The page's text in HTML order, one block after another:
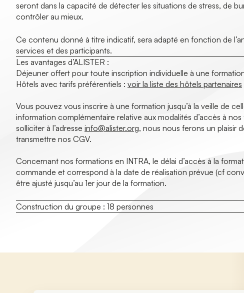
seront dans la capacité de détecter les situations de stress, de
contrôler au mieux.
Ce contenu donné à titre indicatif, sera adapté en fonction de
services et des participants.
Les avantages d’ALISTER :
Déjeuner offert pour toute inscription individuelle à une
Hôtels avec tarifs préférentiels : voir la liste des hôtels partenaires
Vous pouvez vous inscrire à une formation jusqu’à la veille de
information complémentaire relative aux modalités d’accès à
solliciter à l’adresse info@alister.org, nous nous ferons un plaisir
transmettre nos CGV.
Concernant nos formations en INTRA, le délai d’accès à la
commande et correspond à la date de réalisation prévue (cf
être ajusté jusqu’au 1er jour de la formation.
Construction du groupe : 18 personnes